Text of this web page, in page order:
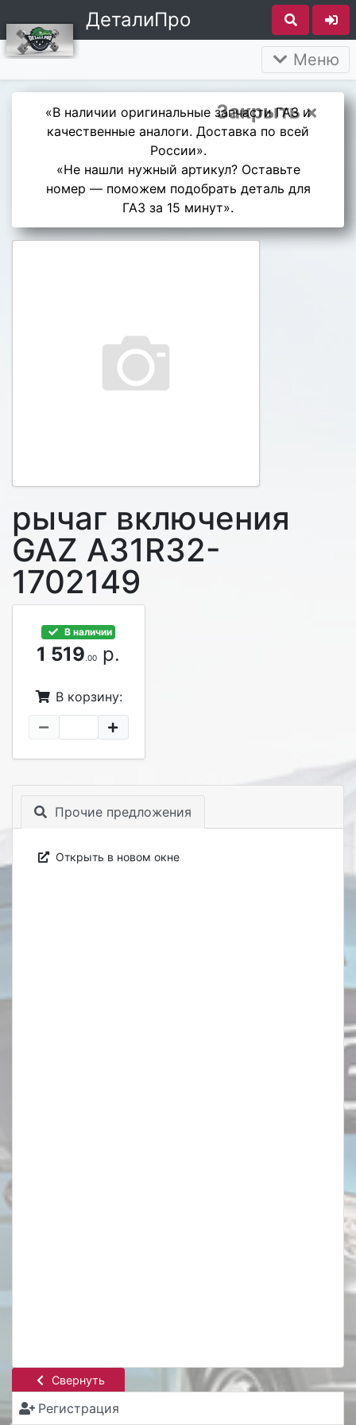
ДеталиПро
Меню
Закрыть ×
«В наличии оригинальные запчасти ГАЗ и
качественные аналоги. Доставка по всей
России».
«Не нашли нужный артикул? Оставьте
номер — поможем подобрать деталь для
ГАЗ за 15 минут».
Свернуть
Регистрация
рычаг включения
GAZ A31R32-
1702149
В наличии
1 519.00 р.
В корзину:
Прочие предложения
Открыть в новом окне